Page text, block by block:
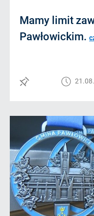
Mamy limit
Pawłowickim.